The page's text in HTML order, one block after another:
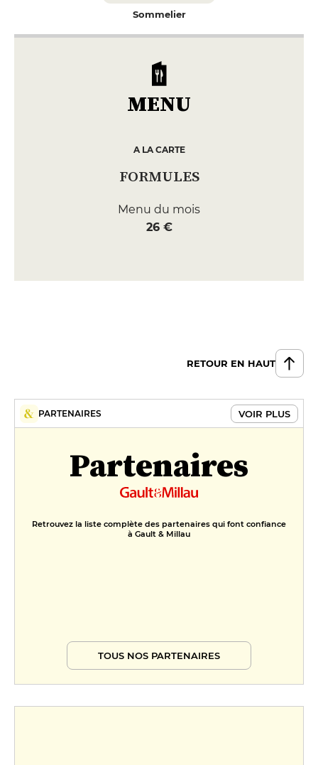
Sommelier
MENU
A LA CARTE
FORMULES
Menu du mois
26 €
RETOUR EN HAUT
PARTENAIRES VOIR PLUS
Partenaires
Retrouvez la liste complète des partenaires qui font confiance
à Gault & Millau
TOUS NOS PARTENAIRES